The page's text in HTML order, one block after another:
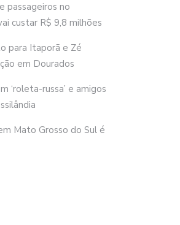
passageiros no
custar R$ 9,8 milhões
para Itaporã e Zé
em Dourados
‘roleta-russa’ e amigos
Mato Grosso do Sul é